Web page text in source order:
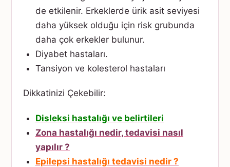
de etkilenir. Erkeklerde ürik asit seviyesi
daha yüksek olduğu için risk grubunda
daha çok erkekler bulunur.
Diyabet hastaları.
Tansiyon ve kolesterol hastaları
Dikkatinizi Çekebilir:
Disleksi hastalığı ve belirtileri
Zona hastalığı nedir, tedavisi nasıl
yapılır ?
Epilepsi hastalığı tedavisi nedir ?